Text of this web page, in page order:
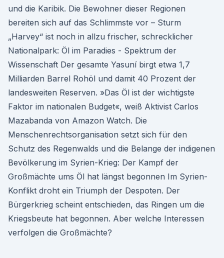
und die Karibik. Die Bewohner dieser Regionen
bereiten sich auf das Schlimmste vor – Sturm
„Harvey“ ist noch in allzu frischer, schrecklicher
Nationalpark: Öl im Paradies - Spektrum der
Wissenschaft Der gesamte Yasuní birgt etwa 1,7
Milliarden Barrel Rohöl und damit 40 Prozent der
landesweiten Reserven. »Das Öl ist der wichtigste
Faktor im nationalen Budget«, weiß Aktivist Carlos
Mazabanda von Amazon Watch. Die
Menschenrechtsorganisation setzt sich für den
Schutz des Regenwalds und die Belange der indigenen
Bevölkerung im Syrien-Krieg: Der Kampf der
Großmächte ums Öl hat längst begonnen Im Syrien-
Konflikt droht ein Triumph der Despoten. Der
Bürgerkrieg scheint entschieden, das Ringen um die
Kriegsbeute hat begonnen. Aber welche Interessen
verfolgen die Großmächte?